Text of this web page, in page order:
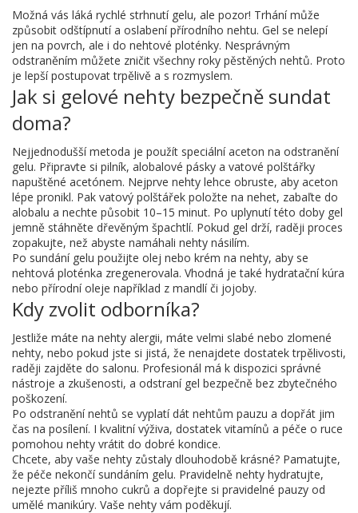
Možná vás láká rychlé strhnutí gelu, ale pozor! Trhání může
způsobit odštípnutí a oslabení přírodního nehtu. Gel se nelepí
jen na povrch, ale i do nehtové ploténky. Nesprávným
odstraněním můžete zničit všechny roky pěstěných nehtů. Proto
je lepší postupovat trpělivě a s rozmyslem.
Jak si gelové nehty bezpečně sundat
doma?
Nejjednodušší metoda je použít speciální aceton na odstranění
gelu. Připravte si pilník, alobalové pásky a vatové polštářky
napuštěné acetónem. Nejprve nehty lehce obruste, aby aceton
lépe pronikl. Pak vatový polštářek položte na nehet, zabaľte do
alobalu a nechte působit 10–15 minut. Po uplynutí této doby gel
jemně stáhněte dřevěným špachtlí. Pokud gel drží, raději proces
zopakujte, než abyste namáhali nehty násilím.
Po sundání gelu použijte olej nebo krém na nehty, aby se
nehtová ploténka zregenerovala. Vhodná je také hydratační kúra
nebo přírodní oleje například z mandlí či jojoby.
Kdy zvolit odborníka?
Jestliže máte na nehty alergii, máte velmi slabé nebo zlomené
nehty, nebo pokud jste si jistá, že nenajdete dostatek trpělivosti,
raději zajděte do salonu. Profesionál má k dispozici správné
nástroje a zkušenosti, a odstraní gel bezpečně bez zbytečného
poškození.
Po odstranění nehtů se vyplatí dát nehtům pauzu a dopřát jim
čas na posílení. I kvalitní výživa, dostatek vitamínů a péče o ruce
pomohou nehty vrátit do dobré kondice.
Chcete, aby vaše nehty zůstaly dlouhodobě krásné? Pamatujte,
že péče nekončí sundáním gelu. Pravidelně nehty hydratujte,
nejezte příliš mnoho cukrů a dopřejte si pravidelné pauzy od
umělé manikúry. Vaše nehty vám poděkují.